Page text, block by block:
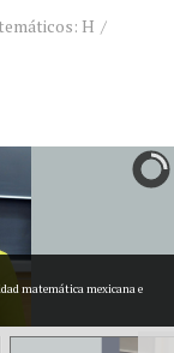
H
matemática mexicana e